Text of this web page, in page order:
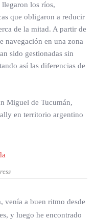
los ríos,
que obligaron a reducir
de la mitad. A partir de
navegación en una zona
sido gestionadas sin
así las diferencias de
Miguel de Tucumán,
en territorio argentino
venía a buen ritmo desde
y luego he encontrado